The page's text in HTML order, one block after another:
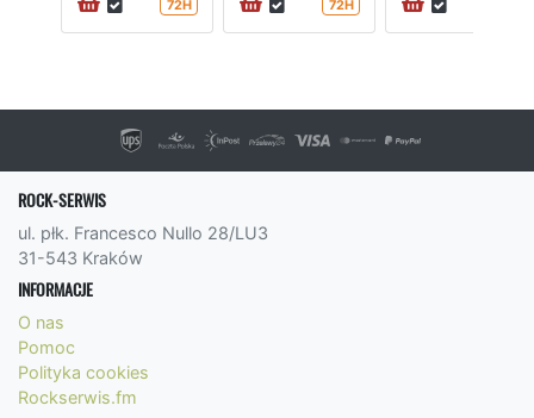
72H 72H
ROCK-SERWIS
ul. płk. Francesco Nullo 28/LU3
31-543 Kraków
INFORMACJE
O nas
Pomoc
Polityka cookies
Rockserwis.fm